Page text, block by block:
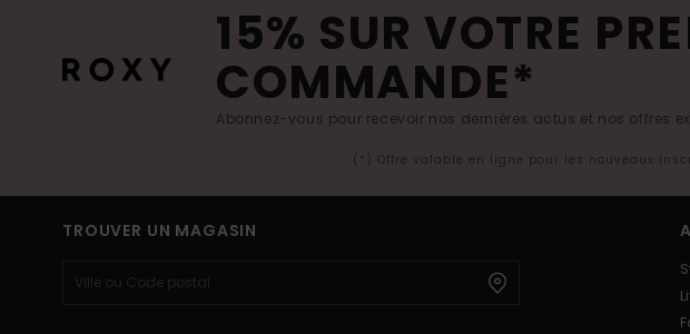
15% SUR VOTRE
COMMANDE*
Abonnez-vous pour recevoir nos dernières actus et nos offres
(*) Offre valable en ligne pour les nouveaux
TROUVER UN MAGASIN